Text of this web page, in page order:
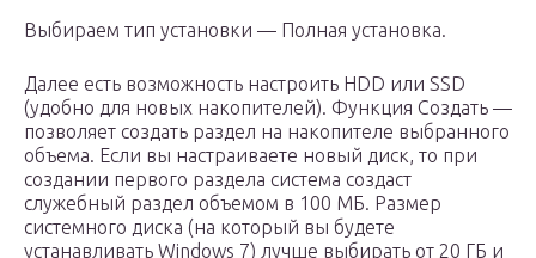
Выбираем тип установки — Полная установка.
Далее есть возможность настроить HDD или SSD
(удобно для новых накопителей). Функция Создать —
позволяет создать раздел на накопителе выбранного
объема. Если вы настраиваете новый диск, то при
создании первого раздела система создаст
служебный раздел объемом в 100 МБ. Размер
системного диска (на который вы будете
устанавливать Windows 7) лучше выбирать от 20 ГБ и